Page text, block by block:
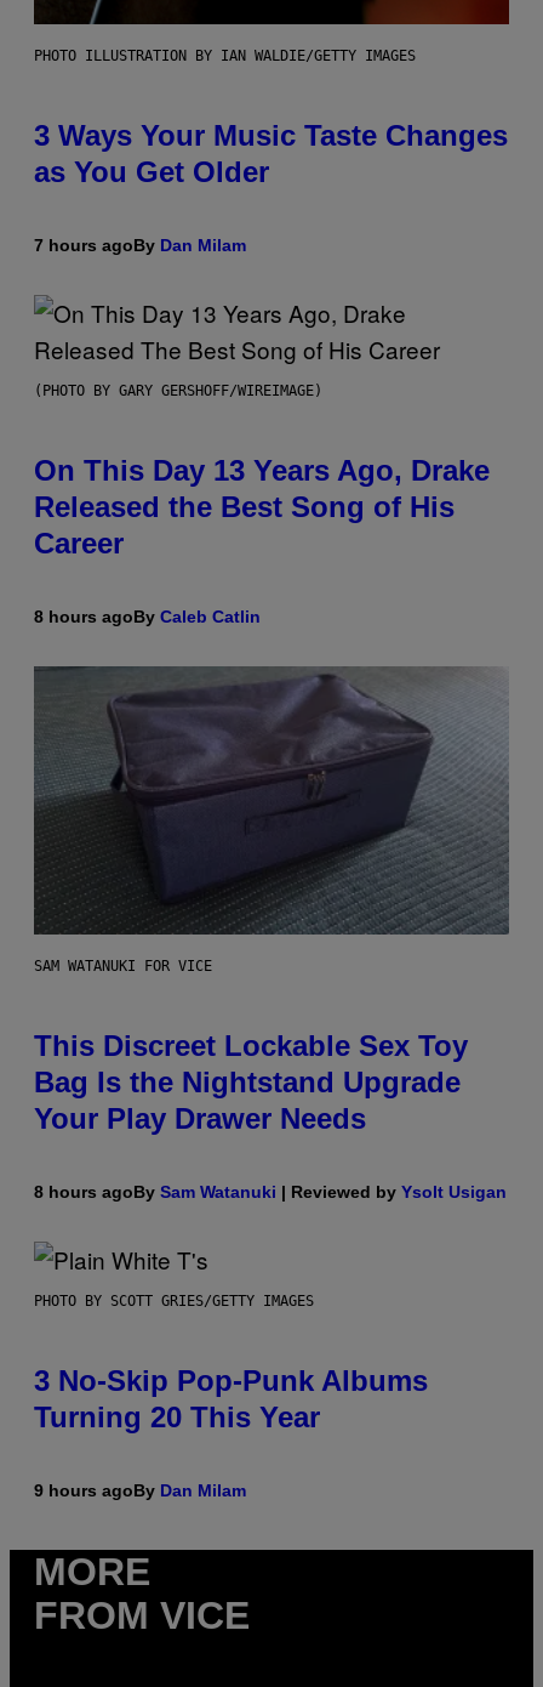
PHOTO ILLUSTRATION BY IAN WALDIE/GETTY IMAGES
3 Ways Your Music Taste Changes
as You Get Older
7 hours agoBy Dan Milam
(PHOTO BY GARY GERSHOFF/WIREIMAGE)
On This Day 13 Years Ago, Drake
Released the Best Song of His
Career
8 hours agoBy Caleb Catlin
SAM WATANUKI FOR VICE
This Discreet Lockable Sex Toy
Bag Is the Nightstand Upgrade
Your Play Drawer Needs
8 hours agoBy Sam Watanuki | Reviewed by Ysolt Usigan
PHOTO BY SCOTT GRIES/GETTY IMAGES
3 No-Skip Pop-Punk Albums
Turning 20 This Year
9 hours agoBy Dan Milam
MORE
FROM VICE